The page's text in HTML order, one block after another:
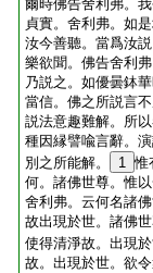
爾時佛告舍利弗。
貞實。舍利弗。如
汝今善聽。當爲汝
樂欲聞。佛告舍利
乃説之。如優曇鉢
當信。佛之所説言
説法意趣難解。所
種因縁譬喩言辭。
別之所能解。
1 惟
何。諸佛世尊。惟
舍利弗。云何名諸
故出現於世。諸佛
使得清淨故。出現
故。出現於世。欲